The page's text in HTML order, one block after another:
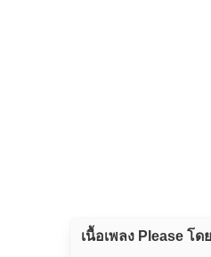
เนื้อเพลง Please โ